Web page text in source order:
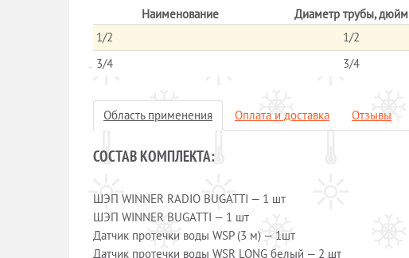
Наименование Диаметр трубы, дюйм
1/2
1/2
3/4 3/4
Область применения Оплата и доставка Отзывы
СОСТАВ КОМПЛЕКТА:
ШЭП WINNER RADIO BUGATTI — 1 шт
ШЭП WINNER BUGATTI — 1 шт
Датчик протечки воды WSP (3 м) — 1шт
Датчик протечки воды WSR LONG белый — 2 шт